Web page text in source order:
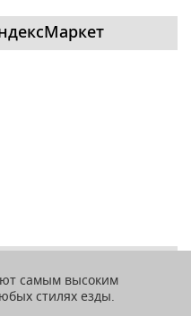
самым высоким
стилях езды.